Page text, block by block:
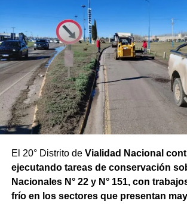
El 20° Distrito de Vialidad Nacional
ejecutando tareas de conservación
Nacionales N° 22 y N° 151, con
frío en los sectores que presentan